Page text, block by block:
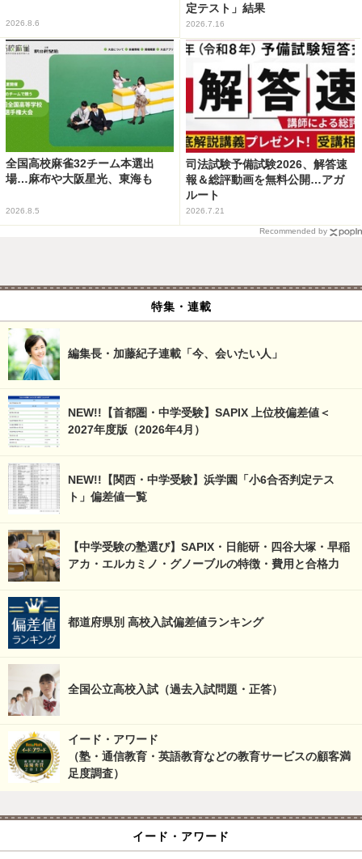
2026.8.6
定テスト」結果
2026.7.16
全国高校麻雀32チーム本選出
場…麻布や大阪星光、東海も
2026.8.5
司法試験予備試験2026、解答速
報＆総評動画を無料公開…アガ
ルート
2026.7.21
Recommended by
特集・連載
編集長・加藤紀子連載「今、会いたい人」
NEW!!【首都圏・中学受験】SAPIX 上位校偏差値＜
2027年度版（2026年4月）
NEW!!【関西・中学受験】浜学園「小6合否判定テス
ト」偏差値一覧
【中学受験の塾選び】SAPIX・日能研・四谷大塚・早稲
アカ・エルカミノ・グノーブルの特徴・費用と合格力
都道府県別 高校入試偏差値ランキング
全国公立高校入試（過去入試問題・正答）
イード・アワード
（塾・通信教育・英語教育などの教育サービスの顧客満
足度調査）
イード・アワード